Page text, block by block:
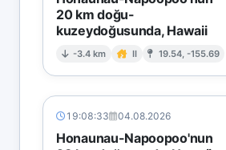
20 km doğu-
kuzeydoğusunda, Hawaii
-3.4 km II 19.54, -155.69
19:08:33 04.08.2026
Honaunau-Napoopoo'nun